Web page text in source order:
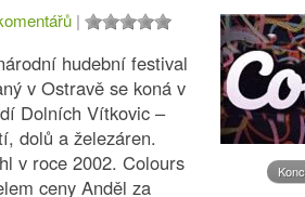
|
hudební festival
v Ostravě se koná v
Dolních Vítkovic –
dolů a železáren.
v roce 2002. Colours
ceny Anděl za